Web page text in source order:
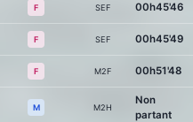
F SEF 00h45'46
F SEF 00h45'49
F M2F 00h51'48
M M2H
Non
partant